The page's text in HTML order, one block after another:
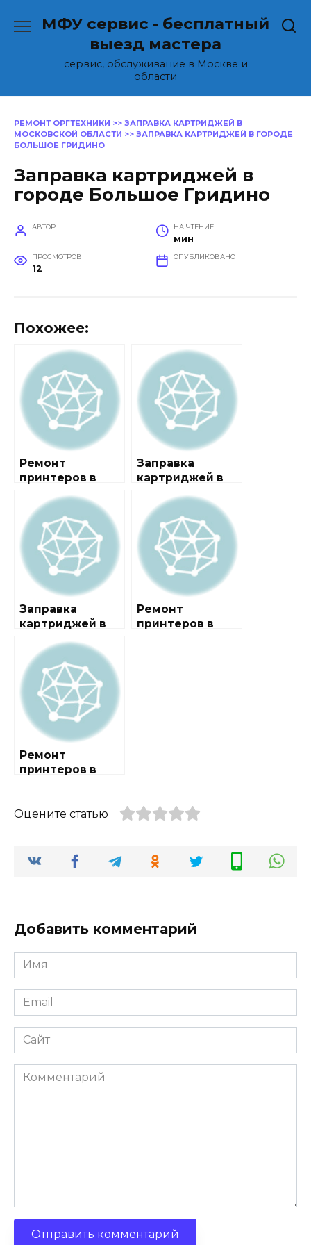
МФУ сервис - бесплатный
выезд мастера
сервис, обслуживание в Москве и
области
РЕМОНТ ОРГТЕХНИКИ >> ЗАПРАВКА КАРТРИДЖЕЙ В
МОСКОВСКОЙ ОБЛАСТИ >> ЗАПРАВКА КАРТРИДЖЕЙ В ГОРОДЕ
БОЛЬШОЕ ГРИДИНО
Заправка картриджей в
городе Большое Гридино
АВТОР НА ЧТЕНИЕ
мин
ПРОСМОТРОВ
12
ОПУБЛИКОВАНО
Похожее:
Ремонт
принтеров в
Гридино
Заправка
картриджей в
Алексеевское
Заправка
картриджей в
Грызлово
Ремонт
принтеров в
Ремонт
принтеров в
Оцените статью
Добавить комментарий
Имя
Email
Сайт
Комментарий